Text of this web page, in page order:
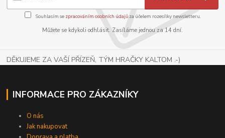
Souhlasím se zpracováním osobních údajůza účelem rozesílky newsletteru.
Můžete se kdykoli odhlásit. Zasíláme jednou za 14 dní.
DĚKUJEME ZA VAŠÍ PŘÍZEŇ, TÝM HRAČKY KALTOM .-)
INFORMACE PRO ZÁKAZNÍKY
O nás
Jak nakupovat